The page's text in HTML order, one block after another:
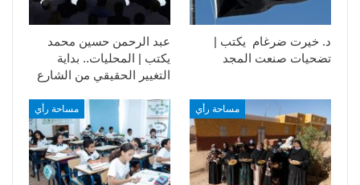
عبد الرحمن حسين محمد
يكتب | المحليات.. بداية
التغيير الحقيقي من الشارع
د. خيرت ضرغام يكتب |
تضحيات صنعت المجد
مساحة رأي مساحة رأي